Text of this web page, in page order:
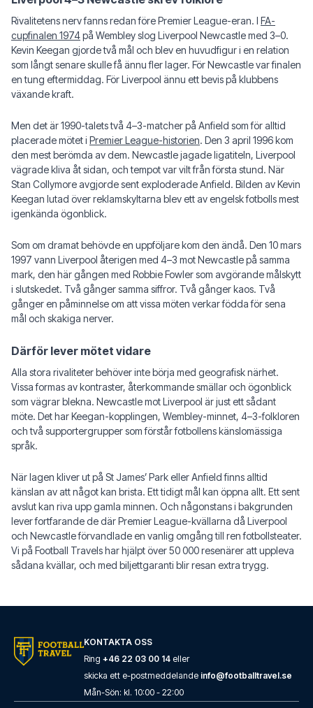
Rivalitetens nerv fanns redan före Premier League-eran. I FA-
cupfinalen 1974på Wembley slog Liverpool Newcastle med 3–0.
Kevin Keegan gjorde två mål och blev en huvudfigur i en relation
som långt senare skulle få ännu fler lager. För Newcastle var finalen
en tung eftermiddag. För Liverpool ännu ett bevis på klubbens
växande kraft.
Men det är 1990-talets två 4–3-matcher på Anfield som för alltid
placerade mötet i Premier League-historien. Den 3 april 1996 kom
den mest berömda av dem. Newcastle jagade ligatiteln, Liverpool
vägrade kliva åt sidan, och tempot var vilt från första stund. När
Stan Collymore avgjorde sent exploderade Anfield. Bilden av Kevin
Keegan lutad över reklamskyltarna blev ett av engelsk fotbolls mest
igenkända ögonblick.
Som om dramat behövde en uppföljare kom den ändå. Den 10 mars
1997 vann Liverpool återigen med 4–3 mot Newcastle på samma
mark, den här gången med Robbie Fowler som avgörande målskytt
i slutskedet. Två gånger samma siffror. Två gånger kaos. Två
gånger en påminnelse om att vissa möten verkar födda för sena
mål och skakiga nerver.
Därför lever mötet vidare
Alla stora rivaliteter behöver inte börja med geografisk närhet.
Vissa formas av kontraster, återkommande smällar och ögonblick
som vägrar blekna. Newcastle mot Liverpool är just ett sådant
möte. Det har Keegan-kopplingen, Wembley-minnet, 4–3-folkloren
och två supportergrupper som förstår fotbollens känslomässiga
språk.
När lagen kliver ut på St James’ Park eller Anfield finns alltid
känslan av att något kan brista. Ett tidigt mål kan öppna allt. Ett sent
avslut kan riva upp gamla minnen. Och någonstans i bakgrunden
lever fortfarande de där Premier League-kvällarna då Liverpool
och Newcastle förvandlade en vanlig omgång till ren fotbollsteater.
Vi på Football Travels har hjälpt över 50 000 resenärer att uppleva
sådana kvällar, och med biljettgaranti blir resan extra trygg.
KONTAKTA OSS
Ring +46 22 03 00 14 eller
skicka ett e-postmeddelande info@footballtravel.se
Mån-Sön: kl. 10:00 - 22:00